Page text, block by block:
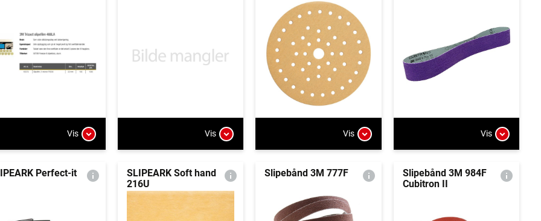
Vis Vis Vis Vis
Perfect-it
SLIPEARK Soft hand
216U
Slipebånd 3M 777F
Slipebånd 3M 984F
Cubitron II